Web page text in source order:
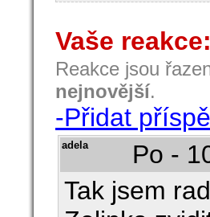
Vaše
Reakce jsou
nejnovější.
-Přidat
adela
Po -
Tak jsem